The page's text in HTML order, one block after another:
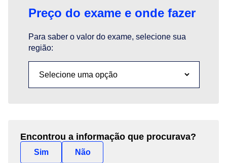
Preço do exame e onde fazer
Para saber o valor do exame, selecione sua
região:
Encontrou a informação que procurava?
Sim Não